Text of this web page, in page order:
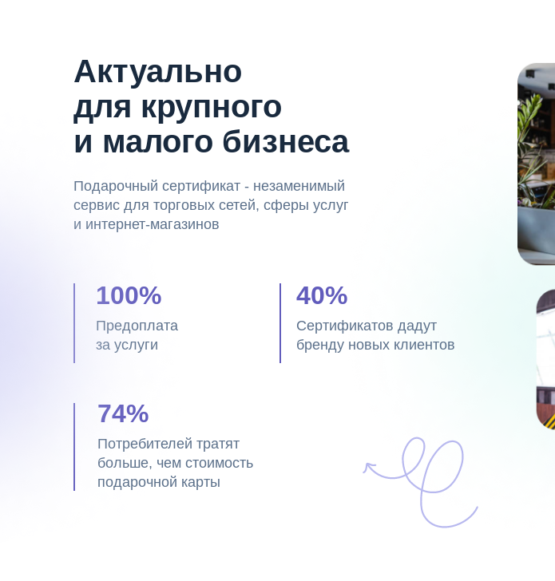
Подарочный сертификат - незаменимый
сервис для торговых сетей, сферы услуг
и интернет-магазинов
Актуально
для крупного
и малого бизнеса
40%
Сертификатов дадут
бренду новых клиентов
100%
Предоплата
за услуги
74%
Потребителей тратят
больше, чем стоимость
подарочной карты